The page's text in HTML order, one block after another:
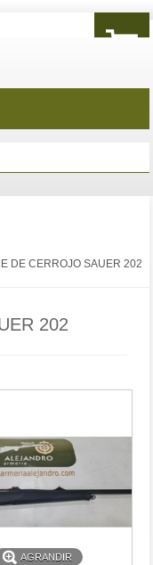
DE CERROJO SAUER 202
202
AGRANDIR